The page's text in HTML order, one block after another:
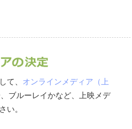
て、 オンラインメディア（上
、ブルーレイかなど、上映メデ
い。